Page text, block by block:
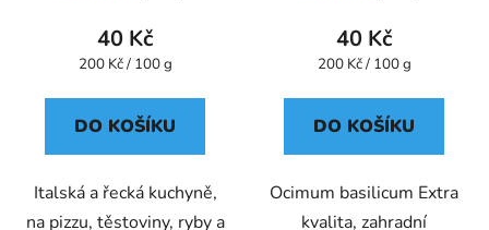
40 Kč
Měrná
200 Kč / 100 g
DO KOŠÍKU
Italská a řecká kuchyně,
na pizzu, těstoviny, ryby a
40 Kč
Měrná
200 Kč / 100 g
DO KOŠÍKU
Ocimum basilicum Extra
kvalita, zahradní